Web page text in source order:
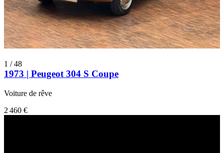
1 /48
1973 | Peugeot 304 S Coupe
Voiture de rêve
2 460 €